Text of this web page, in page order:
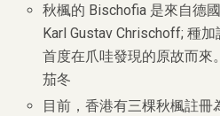
秋楓的 Bischofia 是來自德
Karl Gustav Chrischoff; 種
首度在爪哇發現的原故而來。
茄冬
目前，香港有三棵秋楓註冊